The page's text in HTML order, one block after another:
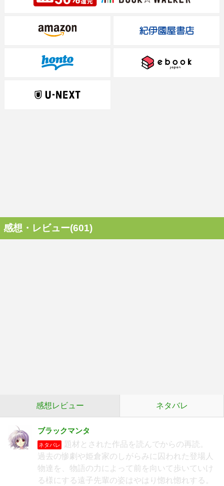
感想・レビュー(601)
感想レビュー ネタバレ
ブラックマンタ
ネタバレ
題材とされた作品を読んでからの再読。
過去の惨劇や姫倉家のしがらみに囚われた登場人
物達を、物語の力によって前を向いて歩いていけ
る様にする遠子先輩の姿はやはり惚れ惚れする。